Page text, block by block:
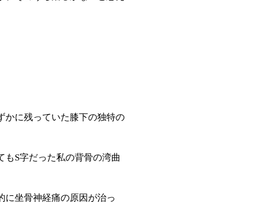
かに残っていた膝下の独特の
S字だった私の背骨の湾曲
に坐骨神経痛の原因が治っ